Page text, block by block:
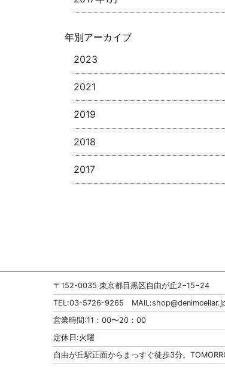
年別アーカイブ
2023
2021
2019
2018
2017
〒152-0035 東京都目黒区自由が丘2−15−24
TEL:03-5726-9265 MAIL:
営業時間:11：00〜20：00
定休日:火曜
自由が丘駅正面からまっすぐ徒歩3分。